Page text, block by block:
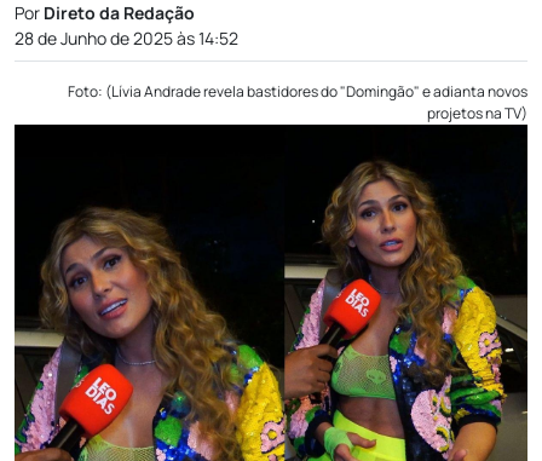
Por Direto da Redação
28 de Junho de 2025 às 14:52
Foto: (Lívia Andrade revela bastidores do "Domingão" e adianta novos
projetos na TV)